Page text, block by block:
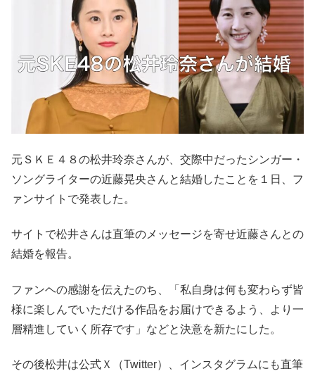
元ＳＫＥ４８の松井玲奈さんが、交際中だったシンガー・
ソングライターの近藤晃央さんと結婚したことを１日、フ
ァンサイトで発表した。
サイトで松井さんは直筆のメッセージを寄せ近藤さんとの
結婚を報告。
ファンヘの感謝を伝えたのち、「私自身は何も変わらず皆
様に楽しんでいただける作品をお届けできるよう、より一
層精進していく所存です」などと決意を新たにした。
その後松井は公式Ｘ（Twitter）、インスタグラムにも直筆